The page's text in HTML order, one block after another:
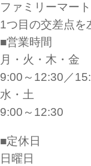
ファミリーマー
1つ目の交差点を
■営業時間
月・火・木・金
9:00～12:30／
水・土
9:00～12:30
■定休日
日曜日